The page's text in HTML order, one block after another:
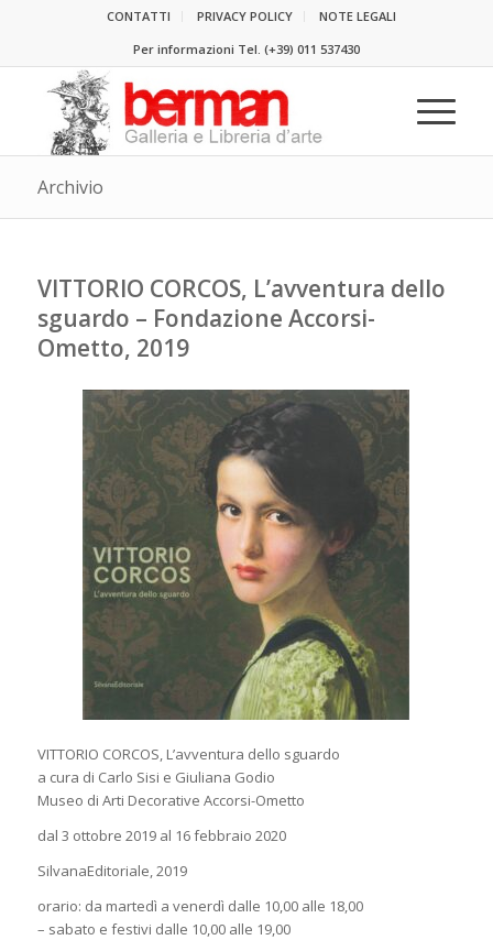
CONTATTI PRIVACY POLICY
NOTE LEGALI
Per informazioni Tel. (+39) 011 537430
Archivio
VITTORIO CORCOS, L’avventura dello
sguardo – Fondazione Accorsi-
Ometto, 2019
VITTORIO CORCOS, L’avventura dello sguardo
a cura di Carlo Sisi e Giuliana Godio
Museo di Arti Decorative Accorsi-Ometto
dal 3 ottobre 2019 al 16 febbraio 2020
SilvanaEditoriale, 2019
orario: da martedì a venerdì dalle 10,00 alle 18,00
– sabato e festivi dalle 10,00 alle 19,00